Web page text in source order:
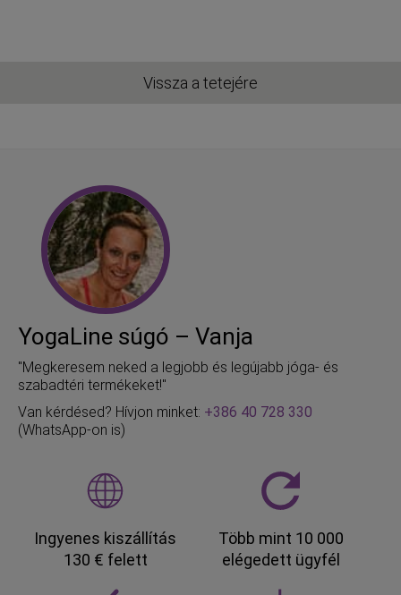
Vissza a tetejére
YogaLine súgó – Vanja
"Megkeresem neked a legjobb és legújabb jóga- és
szabadtéri termékeket!"
Van kérdésed? Hívjon minket: +386 40 728 330
(WhatsApp-on is)
Ingyenes kiszállítás
130 € felett
Több mint 10 000
elégedett ügyfél